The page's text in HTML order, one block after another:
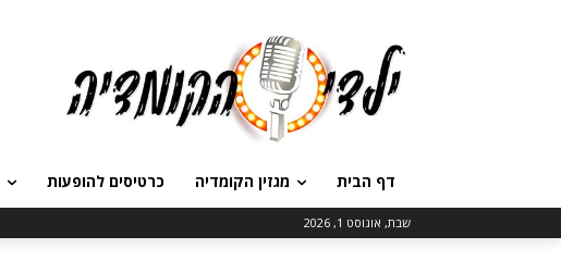
דף הבית מגזין הקומדיה כרטיסים להופעות
שבת, אוגוסט 1, 2026